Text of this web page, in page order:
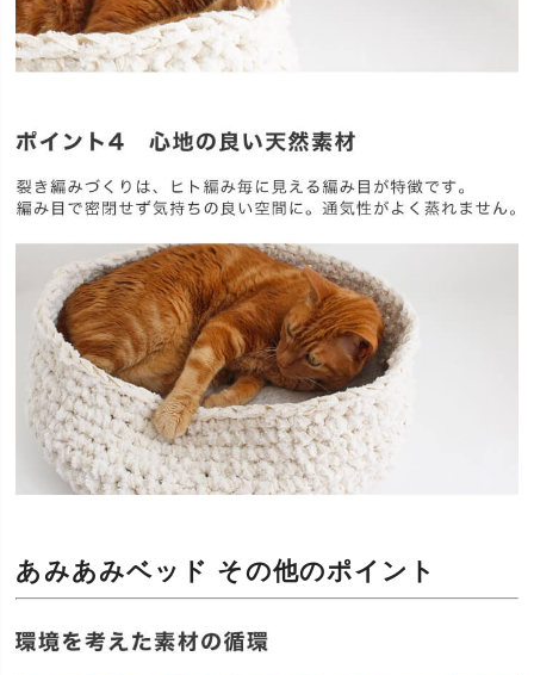
あみあみベッド その他のポイント